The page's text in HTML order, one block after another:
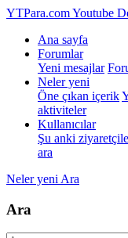
YTPara.comYoutube
Ana sayfa
Forumlar
Yeni mesajlar
Neler yeni
Öne çıkan içerik
aktiviteler
Kullanıcılar
Şu anki
ara
Neler yeni Ara
Ara